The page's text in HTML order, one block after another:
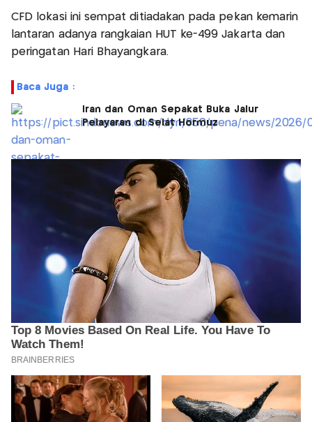
CFD lokasi ini sempat ditiadakan pada pekan kemarin
lantaran adanya rangkaian HUT ke-499 Jakarta dan
peringatan Hari Bhayangkara.
Baca Juga :
Iran dan Oman Sepakat Buka Jalur
Pelayaran di Selat Hormuz